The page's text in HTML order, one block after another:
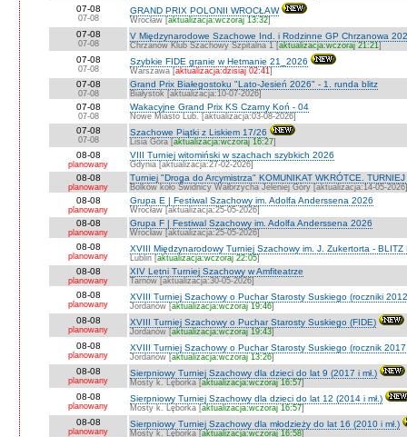
07-08
07-08
GRAND PRIX POLONII WROCŁAW
Wrocław [aktualizacja:wczoraj 13:32]
07-08
07-08
V Międzynarodowe Szachowe Ind. i Rodzinne GP Chrzanowa
Chrzanów Klub Szachowy Szpitalna 1 [aktualizacja:wczoraj 21:21]
07-08
07-08
Szybkie FIDE granie w Hetmanie 21_2026
Warszawa [aktualizacja:dzisiaj 02:41]
07-08
07-08
Grand Prix Białegostoku "Lato-Jesień 2026" - 1. runda blitz
Białystok [aktualizacja:10-07-2026]
07-08
07-08
Wakacyjne Grand Prix KS Czarny Koń - 04
Nowe Miasto Lub. [aktualizacja:03-08-2026]
07-08
07-08
Szachowe Piątki z Liskiem 17/26
Lisia Góra [aktualizacja:wczoraj 16:27]
08-08
planowany
VIII Turniej witomiński w szachach szybkich 2026
Gdynia [aktualizacja:27-02-2026]
08-08
planowany
Turniej "Droga do Arcymistrza" KOMUNIKAT WKRÓTCE.
Bolków koło Świdnicy Wałbrzycha Jeleniej Góry [aktualizacja:14-05-2026]
08-08
planowany
Grupa E | Festiwal Szachowy im. Adolfa Anderssena 2026
Wrocław [aktualizacja:25-05-2026]
08-08
planowany
Grupa F | Festiwal Szachowy im. Adolfa Anderssena 2026
Wrocław [aktualizacja:25-05-2026]
08-08
planowany
XVIII Międzynarodowy Turniej Szachowy im. J. Zukertorta -
Lublin [aktualizacja:wczoraj 22:05]
08-08
planowany
XIV Letni Turniej Szachowy w Amfiteatrze
Tarnów [aktualizacja:30-05-2026]
08-08
planowany
XVIII Turniej Szachowy o Puchar Starosty Suskiego (roczniki
Jordanów [aktualizacja:wczoraj 19:46]
08-08
planowany
XVIII Turniej Szachowy o Puchar Starosty Suskiego (FIDE)
Jordanów [aktualizacja:wczoraj 19:43]
08-08
planowany
XVIII Turniej Szachowy o Puchar Starosty Suskiego (rocznik 2017
Jordanów [aktualizacja:wczoraj 13:26]
08-08
planowany
Sierpniowy Turniej Szachowy dla dzieci do lat 9 (2017 i mł.)
Mosty k. Lęborka [aktualizacja:wczoraj 16:57]
08-08
planowany
Sierpniowy Turniej Szachowy dla dzieci do lat 12 (2014 i mł.)
Mosty k. Lęborka [aktualizacja:wczoraj 16:57]
08-08
planowany
Sierpniowy Turniej Szachowy dla młodzieży do lat 16 (2010 i mł.)
Mosty k. Lęborka [aktualizacja:wczoraj 16:58]